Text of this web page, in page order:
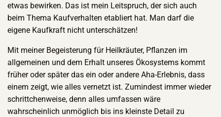
etwas bewirken. Das ist mein Leitspruch, der sich auch
beim Thema Kaufverhalten etabliert hat. Man darf die
eigene Kaufkraft nicht unterschätzen!
Mit meiner Begeisterung für Heilkräuter, Pflanzen im
allgemeinen und dem Erhalt unseres Ökosystems kommt
früher oder später das ein oder andere Aha-Erlebnis, dass
einem zeigt, wie alles vernetzt ist. Zumindest immer wieder
schrittchenweise, denn alles umfassen wäre
wahrscheinlich unmöglich bis ins kleinste Detail zu